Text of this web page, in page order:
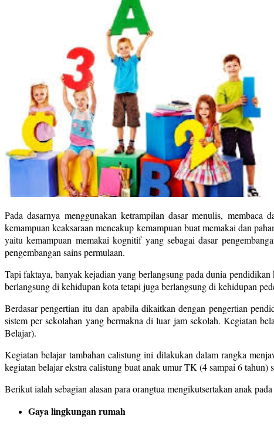
Pada dasarnya menggunakan ketrampilan dasar menulis,
kemampuan keaksaraan mencakup kemampuan buat memakai dan
yaitu kemampuan memakai kognitif yang sebagai dasar
pengembangan sains permulaan.
Tapi faktaya, banyak kejadian yang berlangsung pada dunia
berlangsung di kehidupan kota tetapi juga berlangsung di kehidupan
Berdasar pengertian itu dan apabila dikaitkan dengan pengertian
sistem per sekolahan yang bermakna di luar jam sekolah. Kegiatan
Belajar).
Kegiatan belajar tambahan calistung ini dilakukan dalam rangka
kegiatan belajar ekstra calistung buat anak umur TK (4 sampai 6
Berikut ialah sebagian alasan para orangtua mengikutsertakan anak
Gaya lingkungan rumah